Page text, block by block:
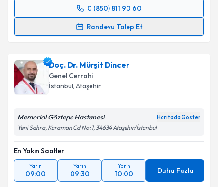
0 (850) 811 90 60
Randevu Talep Et
Randevu Takvimi Talebi
takvim hazırlandığında e-posta ile bilgilendireceğiz.
E-posta Adresiniz
Kişisel verilerimin işlenmesine ilişkinAydınlatma
Metni'ni okudum ve kişisel verilerimin belirtilen
kapsamda işlenmesini kabul ediyorum.
Takvim Talebini Gönder
Doç. Dr. Mürşit Dincer
Genel Cerrahi
İstanbul, Ataşehir
Memorial Göztepe Hastanesi Haritada Göster
Yeni Sahra, Karaman Cd No: 1, 34634 Ataşehir/İstanbul
En Yakın Saatler
Yarın
09:00
Yarın
09:30
Yarın
10:00 Daha Fazla